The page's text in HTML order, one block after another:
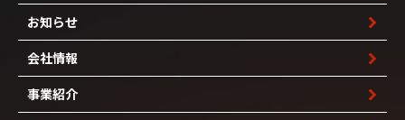
お知らせ
会社情報
事業紹介